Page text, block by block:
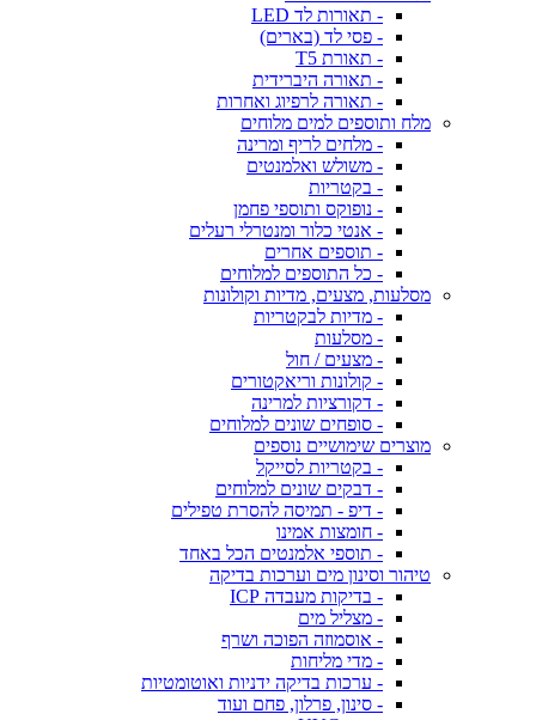
- תאורות לד LED
- פסי לד (בארים)
- תאורת T5
- תאורה היברידית
- תאורה לרפיוג ואחרות
מלח ותוספים למים מלוחים
- מלחים לריף ומרינה
- משולש ואלמנטים
- בקטריות
- נופוקס ותוספי פחמן
- אנטי כלור ומנטרלי רעלים
- תוספים אחרים
- כל התוספים למלוחים
מסלעות, מצעים, מדיות וקולונות
- מדיות לבקטריות
- מסלעות
- מצעים / חול
- קולונות וריאקטורים
- דקורציות למרינה
- סופחים שונים למלוחים
מוצרים שימושיים נוספים
- בקטריות לסייקל
- דבקים שונים למלוחים
- דיפ - תמיסה להסרת טפילים
- חומצות אמינו
- תוספי אלמנטים הכל באחד
טיהור וסינון מים וערכות בדיקה
- בדיקות מעבדה ICP
- מצליל מים
- אוסמוזה הפוכה ושרף
- מדי מליחות
- ערכות בדיקה ידניות ואוטומטיות
- סינון, פרלון, פחם ועוד